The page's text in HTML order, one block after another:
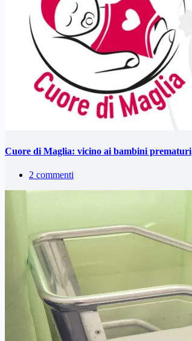
Cuore di Maglia: vicino ai bambini prematuri
2 commenti